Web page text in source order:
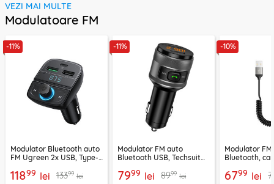
VEZI MAI MULTE
Modulatoare FM
-11%
Modulator Bluetooth auto
FM Ugreen 2x USB, Type-
11899 lei 13399 lei
-11%
Modulator FM auto
Bluetooth USB, Techsuit
7999 lei 8999 lei
-10%
Modulator
Bluetooth,
6799 lei